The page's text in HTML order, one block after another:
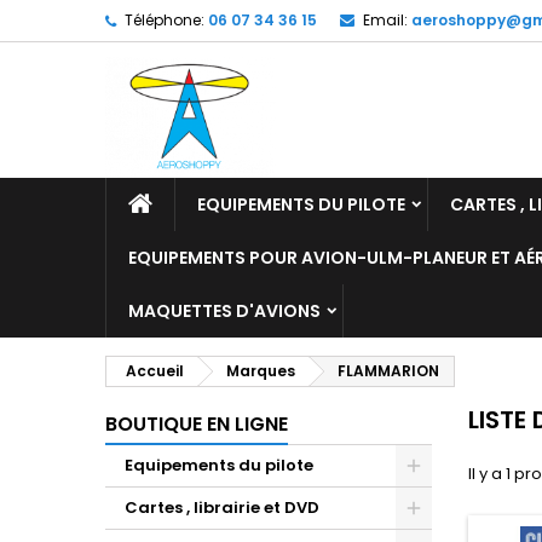
Téléphone: 06 07 34 36 15 Email:
EQUIPEMENTS DU PILOTE CARTES ,
EQUIPEMENTS POUR AVION-ULM-PLANEUR ET
MAQUETTES D'AVIONS
Accueil Marques FLAMMARION
BOUTIQUE EN LIGNE
Equipements du pilote
Cartes , librairie et DVD
LISTE
Il y a 1